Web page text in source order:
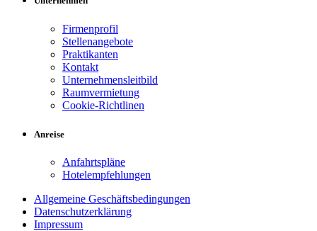
Firmenprofil
Stellenangebote
Praktikanten
Kontakt
Unternehmensleitbild
Raumvermietung
Cookie-Richtlinen
Anreise
Anfahrtspläne
Hotelempfehlungen
Allgemeine Geschäftsbedingungen
Datenschutzerklärung
Impressum